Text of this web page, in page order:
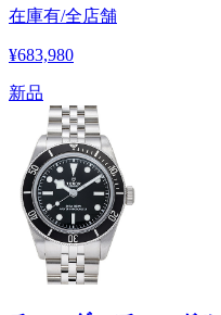
在庫有/全店舗
¥683,980
新品